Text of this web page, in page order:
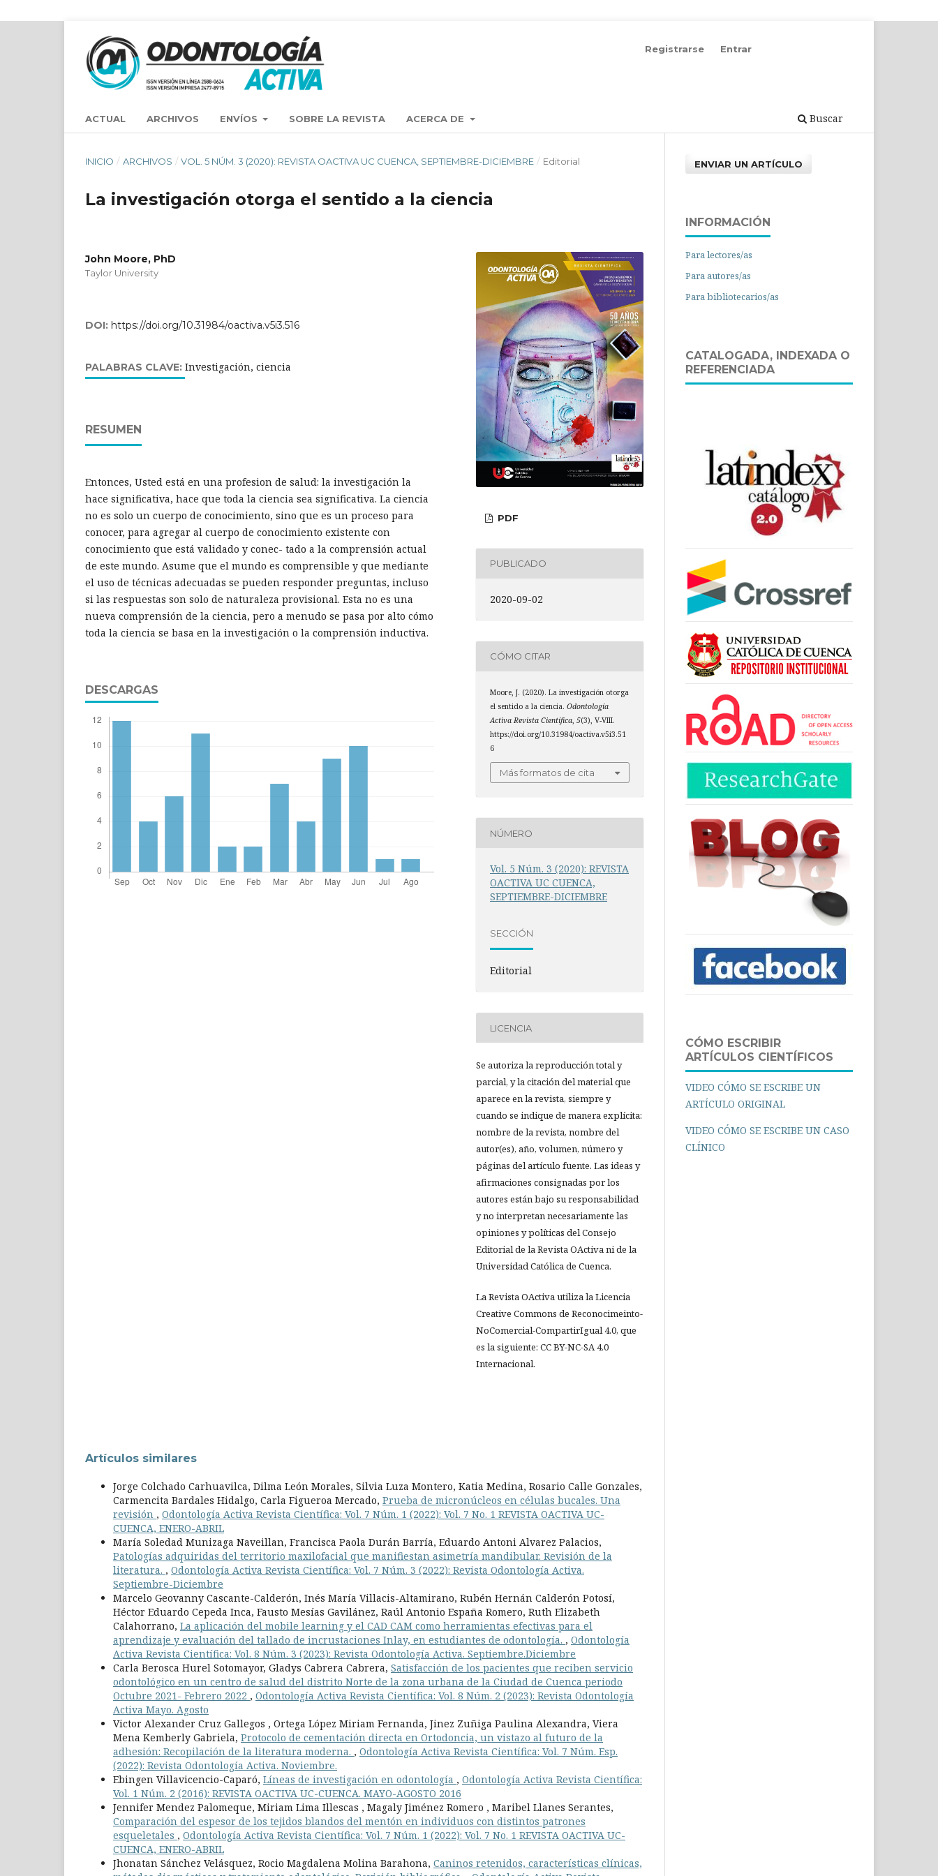
ACTUAL ARCHIVOS ENVÍOS SOBRE LA REVISTA ACERCA DE Buscar
Registrarse Entrar
INICIO / ARCHIVOS / VOL. 5 NÚM. 3 (2020): REVISTA OACTIVA UC CUENCA, SEPTIEMBRE-DICIEMBRE / Editorial
La investigación otorga el sentido a la ciencia
John Moore, PhD
Taylor University
DOI: https://doi.org/10.31984/oactiva.v5i3.516
PALABRAS CLAVE: Investigación, ciencia
RESUMEN
Entonces, Usted está en una profesion de salud: la investigación la
hace significativa, hace que toda la ciencia sea significativa. La ciencia
no es solo un cuerpo de conocimiento, sino que es un proceso para
conocer, para agregar al cuerpo de conocimiento existente con
conocimiento que está validado y conec- tado a la comprensión actual
de este mundo. Asume que el mundo es comprensible y que mediante
el uso de técnicas adecuadas se pueden responder preguntas, incluso
si las respuestas son solo de naturaleza provisional. Esta no es una
nueva comprensión de la ciencia, pero a menudo se pasa por alto cómo
toda la ciencia se basa en la investigación o la comprensión inductiva.
DESCARGAS
PDF
PUBLICADO
2020-09-02
CÓMO CITAR
Moore, J. (2020). La investigación otorga
el sentido a la ciencia.Odontología
Activa Revista Científica ,5(3), V-VIII.
https://doi.org/10.31984/oactiva.v5i3.51
6
Más formatos de cita
NÚMERO
Vol. 5 Núm. 3 (2020): REVISTA
OACTIVA UC CUENCA,
SEPTIEMBRE-DICIEMBRE
SECCIÓN
Editorial
LICENCIA
Se autoriza la reproducción total y
parcial, y la citación del material que
aparece en la revista, siempre y
cuando se indique de manera explícita:
nombre de la revista, nombre del
autor(es), año, volumen, número y
páginas del artículo fuente. Las ideas y
afirmaciones consignadas por los
autores están bajo su responsabilidad
y no interpretan necesariamente las
opiniones y políticas del Consejo
Editorial de la Revista OActiva ni de la
Universidad Católica de Cuenca.
La Revista OActiva utiliza la Licencia
Creative Commons de Reconocimeinto-
NoComercial-CompartirIgual 4.0, que
es la siguiente: CC BY-NC-SA 4.0
Internacional.
Artículos similares
Jorge Colchado Carhuavilca, Dilma León Morales, Silvia Luza Montero, Katia Medina, Rosario Calle Gonzales,
Carmencita Bardales Hidalgo, Carla Figueroa Mercado, Prueba de micronúcleos en células bucales. Una
revisión , Odontología Activa Revista Científica: Vol. 7 Núm. 1 (2022): Vol. 7 No. 1 REVISTA OACTIVA UC-
CUENCA, ENERO-ABRIL
María Soledad Munizaga Naveillan, Francisca Paola Durán Barría, Eduardo Antoni Alvarez Palacios,
Patologías adquiridas del territorio maxilofacial que manifiestan asimetría mandibular. Revisión de la
literatura. , Odontología Activa Revista Científica: Vol. 7 Núm. 3 (2022): Revista Odontología Activa.
Septiembre-Diciembre
Marcelo Geovanny Cascante-Calderón, Inés María Villacis-Altamirano, Rubén Hernán Calderón Potosí,
Héctor Eduardo Cepeda Inca, Fausto Mesías Gavilánez, Raúl Antonio España Romero, Ruth Elizabeth
Calahorrano, La aplicación del mobile learning y el CAD CAM como herramientas efectivas para el
aprendizaje y evaluación del tallado de incrustaciones Inlay, en estudiantes de odontología. , Odontología
Activa Revista Científica: Vol. 8 Núm. 3 (2023): Revista Odontología Activa. Septiembre.Diciembre
Carla Berosca Hurel Sotomayor, Gladys Cabrera Cabrera, Satisfacción de los pacientes que reciben servicio
odontológico en un centro de salud del distrito Norte de la zona urbana de la Ciudad de Cuenca periodo
Octubre 2021- Febrero 2022 , Odontología Activa Revista Científica: Vol. 8 Núm. 2 (2023): Revista Odontología
Activa Mayo. Agosto
Victor Alexander Cruz Gallegos , Ortega López Miriam Fernanda, Jinez Zuñiga Paulina Alexandra, Viera
Mena Kemberly Gabriela, Protocolo de cementación directa en Ortodoncia, un vistazo al futuro de la
adhesión: Recopilación de la literatura moderna. , Odontología Activa Revista Científica: Vol. 7 Núm. Esp.
(2022): Revista Odontología Activa. Noviembre.
Ebingen Villavicencio-Caparó, Líneas de investigación en odontología , Odontología Activa Revista Científica:
Vol. 1 Núm. 2 (2016): REVISTA OACTIVA UC-CUENCA. MAYO-AGOSTO 2016
Jennifer Mendez Palomeque, Miriam Lima Illescas , Magaly Jiménez Romero , Maribel Llanes Serantes,
Comparación del espesor de los tejidos blandos del mentón en individuos con distintos patrones
esqueletales , Odontología Activa Revista Científica: Vol. 7 Núm. 1 (2022): Vol. 7 No. 1 REVISTA OACTIVA UC-
CUENCA, ENERO-ABRIL
Jhonatan Sánchez Velásquez, Rocio Magdalena Molina Barahona, Caninos retenidos, características clínicas,
ENVIAR UN ARTÍCULO
INFORMACIÓN
Para lectores/as
Para autores/as
Para bibliotecarios/as
CATALOGADA, INDEXADA O
REFERENCIADA
CÓMO ESCRIBIR
ARTÍCULOS CIENTÍFICOS
VIDEO CÓMO SE ESCRIBE UN
ARTÍCULO ORIGINAL
VIDEO CÓMO SE ESCRIBE UN CASO
CLÍNICO